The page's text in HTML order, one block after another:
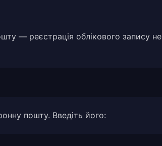
— реєстрація облікового запису не
пошту. Введіть його: